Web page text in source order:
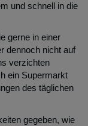
und schnell in die
gerne in einer
dennoch nicht auf
verzichten
ein Supermarkt
des täglichen
gegeben, wie